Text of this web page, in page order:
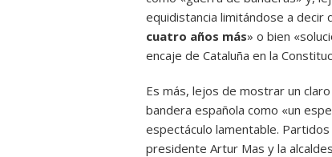
equidistancia limitándose a decir
cuatro años más» o bien
encaje de Cataluña en la
Es más, lejos de mostrar un
bandera española como «un
espectáculo lamentable.
presidente Artur Mas y la